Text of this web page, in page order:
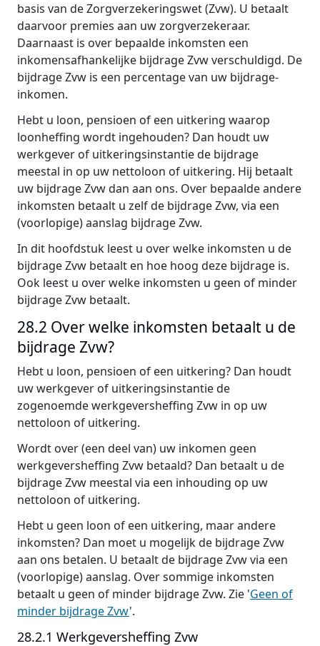
basis van de Zorgverzekeringswet (Zvw). U betaalt
daarvoor premies aan uw zorgverzekeraar.
Daarnaast is over bepaalde inkomsten een
inkomensafhankelijke bijdrage Zvw verschuldigd. De
bijdrage Zvw is een percentage van uw bijdrage-
inkomen.
Hebt u loon, pensioen of een uitkering waarop
loonheffing wordt ingehouden? Dan houdt uw
werkgever of uitkeringsinstantie de bijdrage
meestal in op uw nettoloon of uitkering. Hij betaalt
uw bijdrage Zvw dan aan ons. Over bepaalde andere
inkomsten betaalt u zelf de bijdrage Zvw, via een
(voorlopige) aanslag bijdrage Zvw.
In dit hoofdstuk leest u over welke inkomsten u de
bijdrage Zvw betaalt en hoe hoog deze bijdrage is.
Ook leest u over welke inkomsten u geen of minder
bijdrage Zvw betaalt.
28.2 Over welke inkomsten betaalt u de
bijdrage Zvw?
Hebt u loon, pensioen of een uitkering? Dan houdt
uw werkgever of uitkeringsinstantie de
zogenoemde werkgeversheffing Zvw in op uw
nettoloon of uitkering.
Wordt over (een deel van) uw inkomen geen
werkgeversheffing Zvw betaald? Dan betaalt u de
bijdrage Zvw meestal via een inhouding op uw
nettoloon of uitkering.
Hebt u geen loon of een uitkering, maar andere
inkomsten? Dan moet u mogelijk de bijdrage Zvw
aan ons betalen. U betaalt de bijdrage Zvw via een
(voorlopige) aanslag. Over sommige inkomsten
betaalt u geen of minder bijdrage Zvw. Zie 'Geen of
minder bijdrage Zvw'.
28.2.1 Werkgeversheffing Zvw